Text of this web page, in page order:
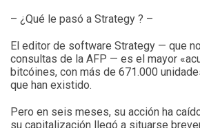
– ¿Qué le pasó a Strategy ? –
El editor de software Strategy — que
consultas de la AFP — es el mayor
bitcóines, con más de 671.000
que han existido.
Pero en seis meses, su acción ha
su capitalización llegó a situarse